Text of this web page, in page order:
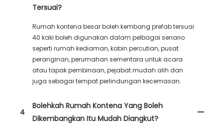
Tersuai?
Rumah kontena besar boleh kembang prefab tersuai
40 kaki boleh digunakan dalam pelbagai senario
seperti rumah kediaman, kabin percutian, pusat
peranginan, perumahan sementara untuk acara
atau tapak pembinaan, pejabat mudah alih dan
juga sebagai tempat perlindungan kecemasan.
4
Bolehkah Rumah Kontena Yang Boleh
Dikembangkan Itu Mudah Diangkut?